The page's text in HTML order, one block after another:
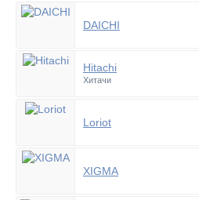
DAICHI
Hitachi
Хитачи
Loriot
XIGMA